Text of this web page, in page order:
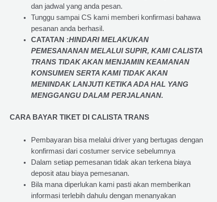
dan jadwal yang anda pesan.
Tunggu sampai CS kami memberi konfirmasi bahawa
pesanan anda berhasil.
CATATAN :HINDARI MELAKUKAN
PEMESANANAN MELALUI SUPIR, KAMICALISTA
TRANSTIDAK AKAN MENJAMINKEAMANAN
KONSUMEN SERTA KAMI TIDAK AKAN
MENINDAK LANJUTI KETIKA ADA HAL YANG
MENGGANGU DALAM PERJALANAN.
CARA BAYAR TIKET DI CALISTA TRANS
Pembayaran bisa melalui driver yang bertugas dengan
konfirmasi dari costumer service sebelumnya
Dalam setiap pemesanan tidak akan terkena biaya
deposit atau biaya pemesanan.
Bila mana diperlukan kami pasti akan memberikan
informasi terlebih dahulu dengan menanyakan